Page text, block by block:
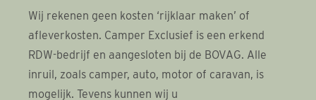
Wij rekenen geen kosten ‘rijklaar maken’ of
afleverkosten. Camper Exclusief is een erkend
RDW-bedrijf en aangesloten bij de BOVAG. Alle
inruil, zoals camper, auto, motor of caravan, is
mogelijk. Tevens kunnen wij u